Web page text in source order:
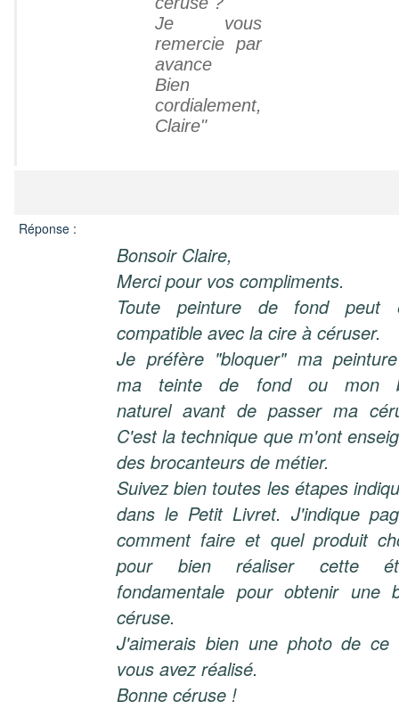
Je vous
remercie par
avance
Bien
cordialement,
Claire"
Réponse :
Bonsoir Claire,
Merci pour vos compliments.
Toute peinture de fond peut
compatible avec la cire à céruser.
Je préfère "bloquer" ma
ma teinte de fond ou mon
naturel avant de passer ma
C'est la technique que m'ont
des brocanteurs de métier.
Suivez bien toutes les étapes
dans le Petit Livret. J'indique
comment faire et quel produit
pour bien réaliser cette
fondamentale pour obtenir une
céruse.
J'aimerais bien une photo de ce
vous avez réalisé.
Bonne céruse !